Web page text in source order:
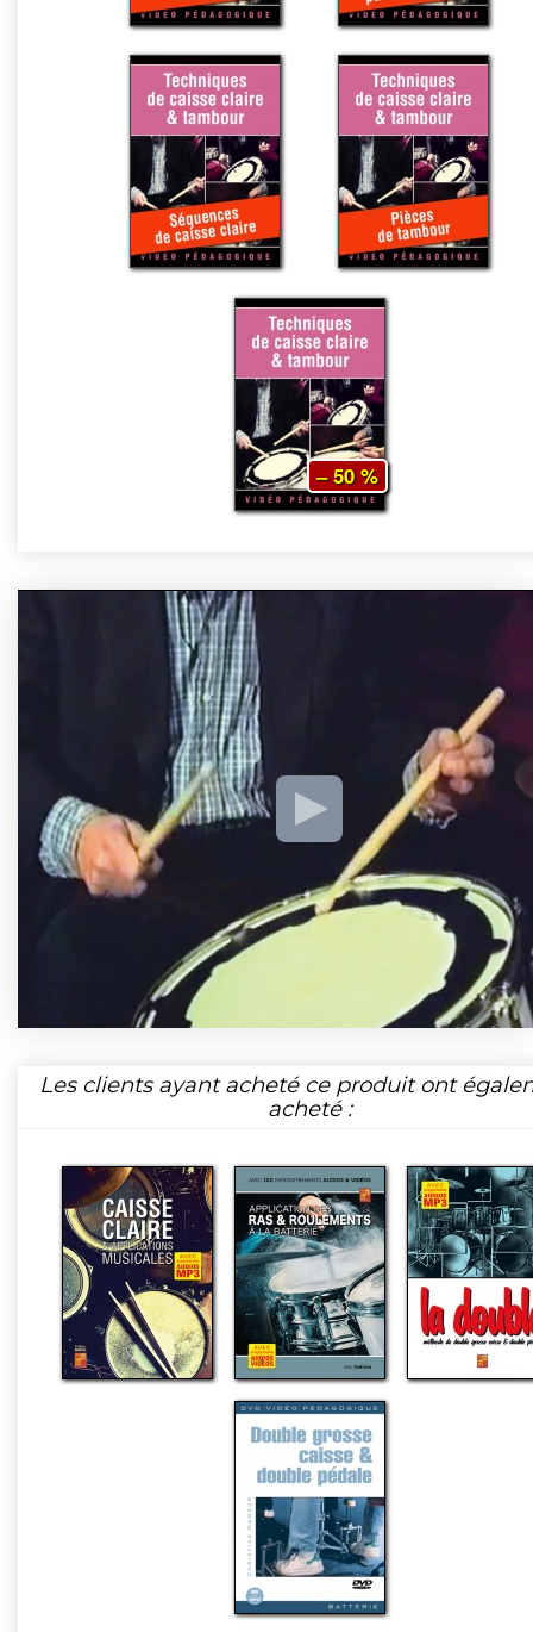
– 50 %
Les clients ayant acheté ce produit ont
acheté :